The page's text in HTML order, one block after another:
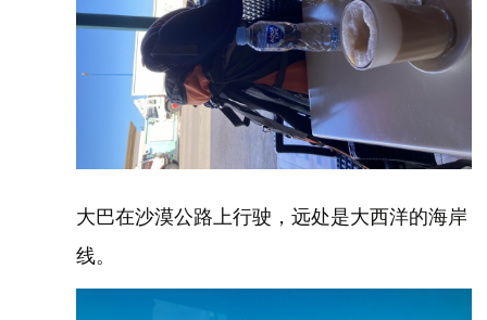
大巴在沙漠公路上行驶，远处是大西洋的海岸
线。